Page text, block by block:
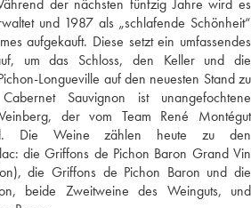
der nächsten fünfzig Jahre wird es
und 1987 als „schlafende Schönheit“
aufgekauft. Diese setzt ein umfassendes
um das Schloss, den Keller und die
Longueville auf den neuesten Stand zu
Sauvignon ist unangefochtene
der vom Team René Montégut
Die Weine zählen heute zu den
die Griffons de Pichon Baron Grand Vin
die Griffons de Pichon Baron und die
beide Zweitweine des Weinguts, und